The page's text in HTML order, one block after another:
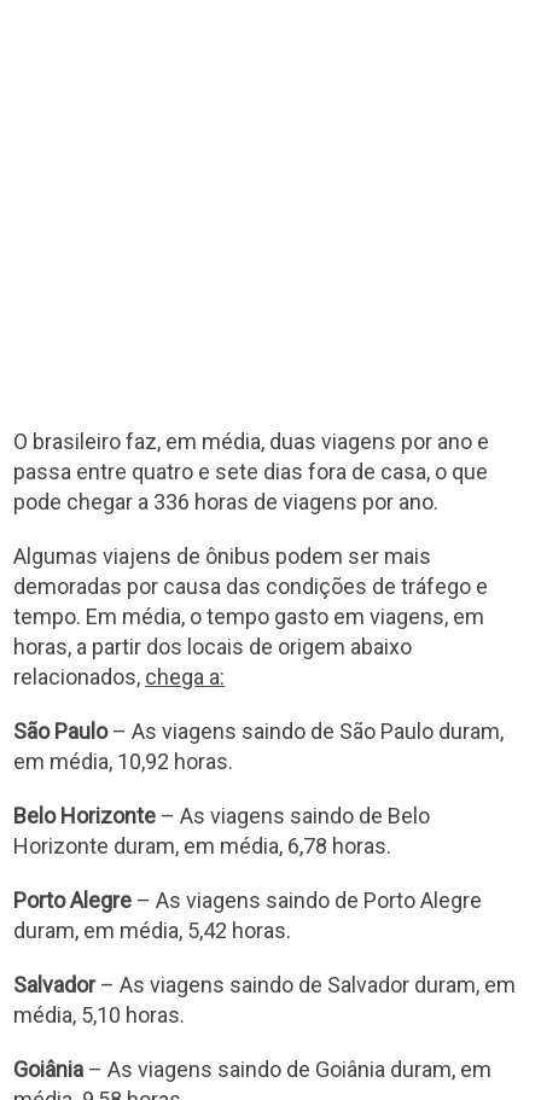
O brasileiro faz, em média, duas viagens por ano e
passa entre quatro e sete dias fora de casa, o que
pode chegar a 336 horas de viagens por ano.
Algumas viajens de ônibus podem ser mais
demoradas por causa das condições de tráfego e
tempo. Em média, o tempo gasto em viagens, em
horas, a partir dos locais de origem abaixo
relacionados, chega a:
São Paulo– As viagens saindo de São Paulo duram,
em média, 10,92 horas.
Belo Horizonte – As viagens saindo de Belo
Horizonte duram, em média, 6,78 horas.
Porto Alegre – As viagens saindo de Porto Alegre
duram, em média, 5,42 horas.
Salvador– As viagens saindo de Salvador duram, em
média, 5,10 horas.
Goiânia – As viagens saindo de Goiânia duram, em